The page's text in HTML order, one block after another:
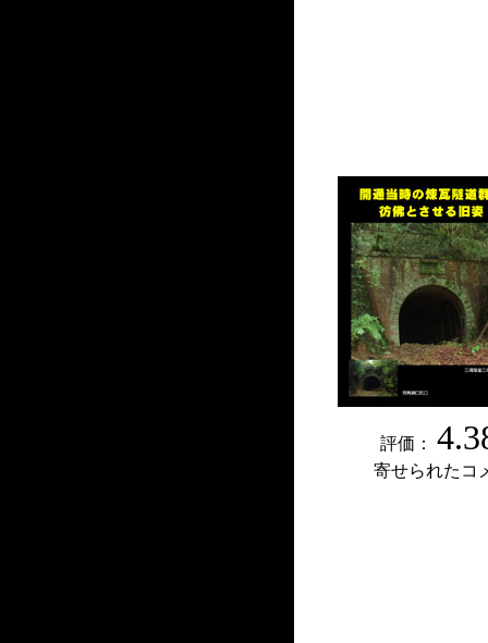
評価：
寄せられたコ